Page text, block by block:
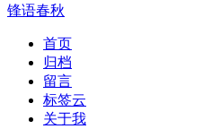
锋语春秋
首页
归档
留言
标签云
关于我